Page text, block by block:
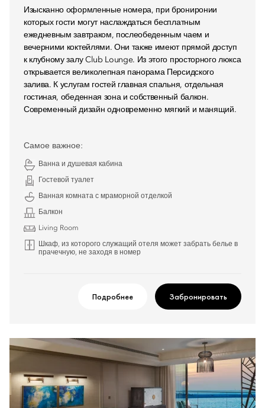
Изысканно оформленные номера, при брониронии
которых гости могут наслаждаться бесплатным
ежедневным завтраком, послеобеденным чаем и
вечерними коктейлями. Они также имеют прямой доступ
к клубному залу Club Lounge. Из этого просторного люкса
открывается великолепная панорама Персидского
залива. К услугам гостей главная спальня, отдельная
гостиная, обеденная зона и собственный балкон.
Современный дизайн одновременно мягкий и манящий.
Самое важное:
Ванна и душевая кабина
Гостевой туалет
Ванная комната с мраморной отделкой
Балкон
Living Room
Шкаф, из которого служащий отеля может забрать белье в
прачечную, не заходя в номер
Подробнее Забронировать